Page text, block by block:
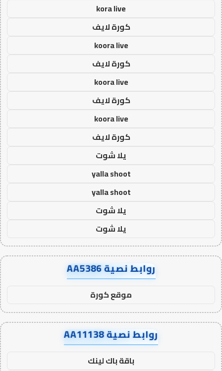
kora live
كورة لايف
koora live
كورة لايف
koora live
كورة لايف
koora live
كورة لايف
يلا شوت
yalla shoot
yalla shoot
يلا شوت
يلا شوت
روابط نصية AA5386
موقع كورة
روابط نصية AA11138
باقة باك لينك